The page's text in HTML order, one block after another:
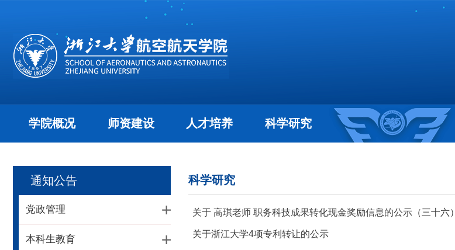
学院概况 师资建设 人才培养 科学研究
通知公告
党政管理
本科生教育
科学研究
关于 高琪老师 职务科技成果转化现金奖励信息的公示（三十六）
关于浙江大学4项专利转让的公示